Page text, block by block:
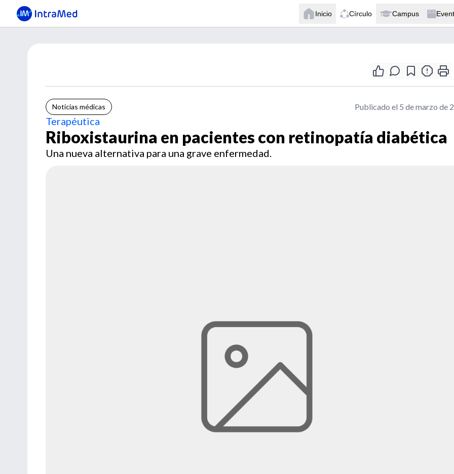
Inicio Círculo Campus
Noticias médicas Publicado el 5 de marzo de
Terapéutica
Riboxistaurina en pacientes con retinopatía diabética
Una nueva alternativa para una grave enfermedad.